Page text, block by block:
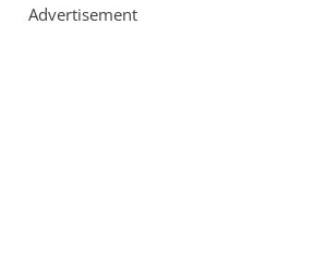
Advertisement